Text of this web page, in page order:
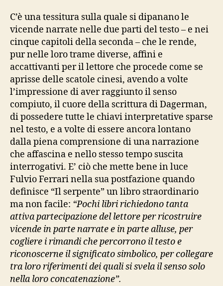
C’è una tessitura sulla quale si dipanano le
vicende narrate nelle due parti del testo – e nei
cinque capitoli della seconda – che le rende,
pur nelle loro trame diverse, affini e
accattivanti per il lettore che procede come se
aprisse delle scatole cinesi, avendo a volte
l’impressione di aver raggiunto il senso
compiuto, il cuore della scrittura di Dagerman,
di possedere tutte le chiavi interpretative sparse
nel testo, e a volte di essere ancora lontano
dalla piena comprensione di una narrazione
che affascina e nello stesso tempo suscita
interrogativi. E’ ciò che mette bene in luce
Fulvio Ferrari nella sua postfazione quando
definisce “Il serpente” un libro straordinario
ma non facile: “Pochi libri richiedono tanta
attiva partecipazione del lettore per ricostruire
vicende in parte narrate e in parte alluse, per
cogliere i rimandi che percorrono il testo e
riconoscerne il significato simbolico, per collegare
tra loro riferimenti dei quali si svela il senso solo
nella loro concatenazione”.